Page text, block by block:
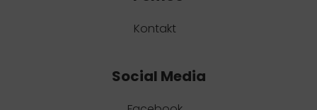
Kontakt
Social Media